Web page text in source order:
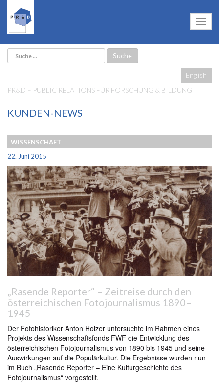
English
PR&D – PUBLIC RELATIONS FÜR FORSCHUNG & BILDUNG
KUNDEN-NEWS
WISSENSCHAFT
22. Juni 2015
„Rasende Reporter“ – Zeitreise durch den
österreichischen Fotojournalismus 1890–
1945
Der Fotohistoriker Anton Holzer untersuchte im Rahmen eines
Projekts des Wissenschaftsfonds FWF die Entwicklung des
österreichischen Fotojournalismus von 1890 bis 1945 und seine
Auswirkungen auf die Populärkultur. Die Ergebnisse wurden nun
im Buch „Rasende Reporter – Eine Kulturgeschichte des
Fotojournalismus“ vorgestellt.